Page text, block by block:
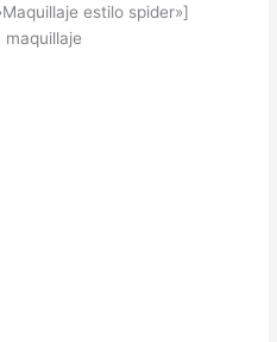
estilo spider»]